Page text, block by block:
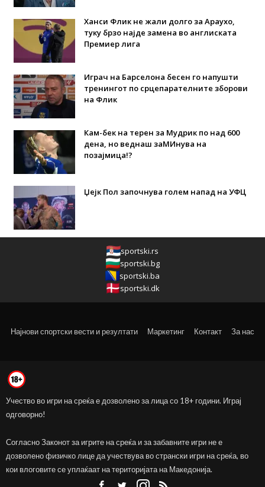
Ханси Флик не жали долго за Араухо,
туку брзо најде замена во англиската
Премиер лига
Играч на Барселона бесен го напушти
тренингот по срцепарателните зборови
на Флик
Кам-бек на терен за Мудрик по над 600
дена, но веднаш заМИнува на
позајмица!?
Џејк Пол започнува голем напад на УФЦ
sportski.rs
sportski.bg
sportski.ba
sportski.dk
Најнови спортски вести и резултати Маркетинг Контакт За нас
Учество во игри на среќа е дозволено за лица со 18+ години. Играј
одговорно!
Согласно Законот за игрите на среќа и за забавните игри не е
дозволено физичко лице да учествува во странски игри на среќа, во
кои влоговите се уплаќаат на територијата на Македонија.